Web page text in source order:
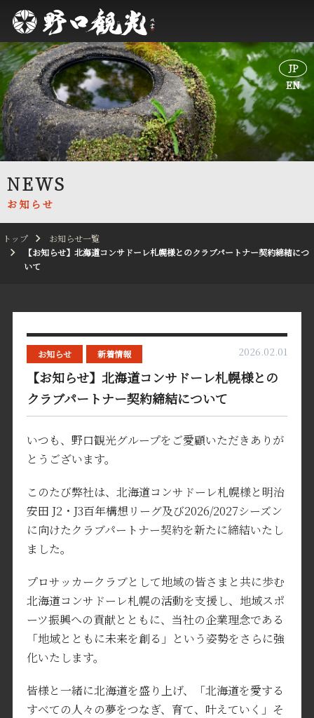
JP
EN
JP
EN
NEWS
お知らせ
トップ
お知らせ一覧
【お知らせ】北海道コンサドーレ札幌様とのクラブパートナー契約締結につ
いて
お知らせ 新着情報 2026.02.01
【お知らせ】北海道コンサドーレ札幌様との
クラブパートナー契約締結について
いつも、野口観光グループをご愛顧いただきありが
とうございます。
このたび弊社は、北海道コンサドーレ札幌様と明治
安田 J2・J3百年構想リーグ及び2026/2027シーズン
に向けたクラブパートナー契約を新たに締結いたし
ました。
プロサッカークラブとして地域の皆さまと共に歩む
北海道コンサドーレ札幌の活動を支援し、地域スポ
ーツ振興への貢献とともに、当社の企業理念である
「地域とともに未来を創る」という姿勢をさらに強
化いたします。
皆様と一緒に北海道を盛り上げ、「北海道を愛する
すべての人々の夢をつなぎ、育て、叶えていく」そ